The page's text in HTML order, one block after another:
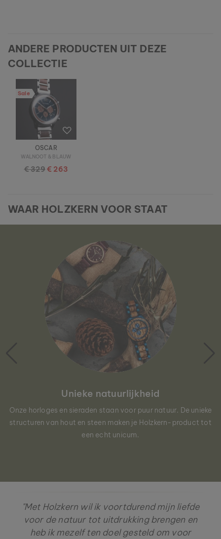
ANDERE PRODUCTEN UIT DEZE
COLLECTIE
Sale
OSCAR
WALNOOT & BLAUW
€ 329€ 263
WAAR HOLZKERN VOOR STAAT
Unieke natuurlijkheid
Onze horloges en sieraden staan voor puur natuur. De unieke
structuren van hout en steen maken je Holzkern-product tot
een echt unicum.
"Met Holzkern wil ik voortdurend mijn liefde
voor de natuur tot uitdrukking brengen en
heb ik mezelf ten doel gesteld om voor